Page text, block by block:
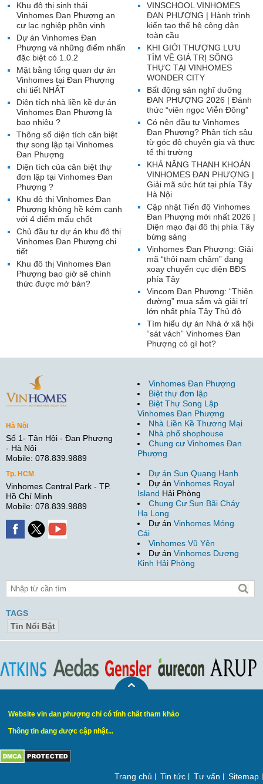
VINSCHOOL VINHOMES
ĐAN PHƯỢNG | Hành trình
kiến tạo thế hệ công dân
toàn cầu
KHI GIỚI THƯỢNG LƯU
TÌM VỀ GIÁ TRỊ SỐNG
THỰC TẠI VINHOMES
WONDER CITY
Bất động sản nghĩ dưỡng
ĐAN PHƯỢNG 2026 | Đánh
thức “viên ngọc Viễn Đông”
Có nên đầu tư Vinhomes
Đan Phượng? Phân tích sâu
từ góc độ chuyên gia và thực
tế thị trường
KHẢ NĂNG THANH KHOẢN
VINHOMES ĐAN PHƯỢNG |
Giải mã sức hút tại phía Tây
Hà Nội
Cập nhật Tiến độ Vinhomes
Đan Phượng mới nhất 2026 |
Diện mạo đại đô thị phía Tây
bừng sáng
Vinhomes Đan Phượng: Giải
mã “thỏi nam châm” đang
xoay chuyển cục diện BĐS
phía Tây
Vincom Đan Phượng: “Thiên
đường” mua sắm và giải trí
lớn nhất phía Tây Thủ đô
Tìm hiểu dự án Nhà ở xã hội
“sát vách” Vinhomes Đan
Phượng có gì hot?
Khu đô thị sinh thái
Vinhomes Đan Phượng an
cư lạc nghiệp phồn vinh
Dự án Vinhomes Đan
Phượng và những điểm nhấn
đặc biệt có 1.0.2
Mặt bằng tổng quan dự án
Vinhomes tại Đan Phượng
chi tiết NHẤT
Diện tích nhà liền kề dự án
Vinhomes Đan Phượng là
bao nhiêu ?
Thông số diện tích căn biệt
thự song lập tại Vinhomes
Đan Phượng
Diện tích của căn biệt thự
đơn lập tại Vinhomes Đan
Phượng ?
Khu đô thị Vinhomes Đan
Phượng không hề kém cạnh
với 4 điểm mấu chốt
Chủ đầu tư dự án khu đô thị
Vinhomes Đan Phượng chi
tiết
Khu đô thị Vinhomes Đan
Phượng bao giờ sẽ chính
thức được mở bán?
Hà Nội
Số 1- Tân Hội - Đan Phượng
- Hà Nội
Mobile: 078.839.9889
Tp. HCM
Vinhomes Central Park - TP.
Hồ Chí Minh
Mobile: 078.839.9889
Vinhomes Đan Phượng
Biệt thự đơn lập
Biệt Thự Song Lập
Vinhomes Đan Phượng
Nhà Liền Kề Thương Mại
Nhà phố shophouse
Chung cư Vinhomes Đan
Phượng
Dự án Sun Quang Hanh
Dự án Vinhomes Royal
Island Hải Phòng
Chung Cư Sun Bãi Cháy
Hạ Long
Dự án Vinhomes Móng
Cái
Vinhomes Vũ Yên
Dự án Vinhomes Dương
Kinh Hải Phòng
TAGS
Tin Nổi Bật
Website vin đan phượng chỉ có tính chất tham khảo
Thông tin đang được cập nhật...
Trang chủ Tin tức Tư vấn Sitemap